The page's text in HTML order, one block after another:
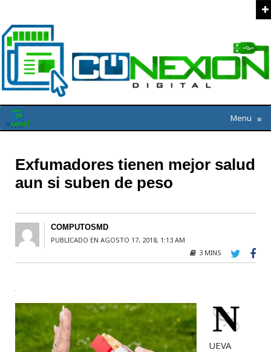
Menu ≡
Exfumadores tienen mejor salud
aun si suben de peso
COMPUTOSMD
PUBLICADO EN AGOSTO 17, 2018, 1:13 AM
3 MINS
N
UEVA